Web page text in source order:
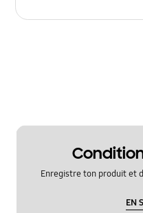
Enregistre ton produit et
EN